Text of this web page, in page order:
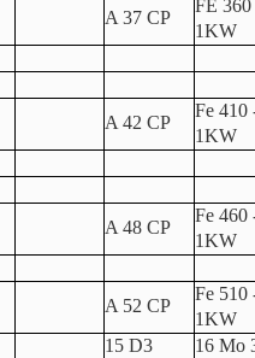
A 37 CP
FE 360
1KW
A 42 CP
Fe 410
1KW
A 48 CP
Fe 460
1KW
A 52 CP
Fe 510
1KW
15 D3 16 Mo